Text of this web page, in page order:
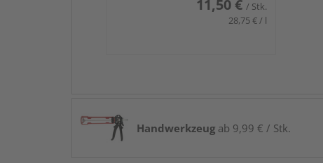
11,50 € / Stk.
28,75 € / l
Handwerkzeug ab 9,99 € / Stk.